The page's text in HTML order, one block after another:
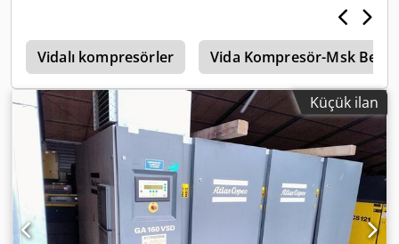
Vidalı kompresörler Vida Kompresör-Msk Ben
Küçük ilan